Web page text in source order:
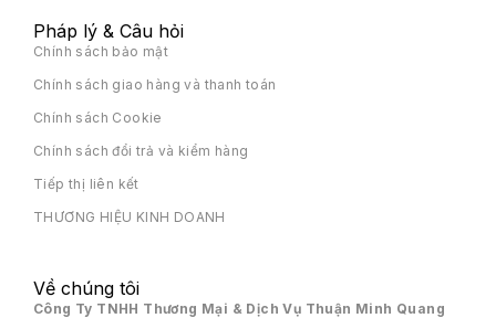
Pháp lý & Câu hỏi
Chính sách bảo mật
Chính sách giao hàng và thanh toán
Chính sách Cookie
Chính sách đổi trả và kiểm hàng
Tiếp thị liên kết
THƯƠNG HIỆU KINH DOANH
Về chúng tôi
Công Ty TNHH Thương Mại & Dịch Vụ Thuận Minh Quang